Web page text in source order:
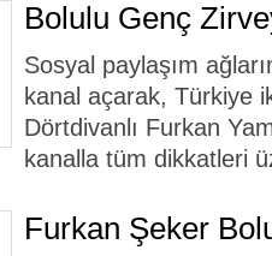
Bolulu Genç
Sosyal paylaşım
kanal açarak, Türkiye
Dörtdivanlı Furkan
kanalla tüm dikkatleri
Furkan Şeker